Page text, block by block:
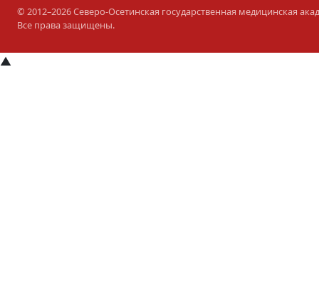
© 2012–2026 Северо-Осетинская государственная медицинская
Все права защищены.
▲